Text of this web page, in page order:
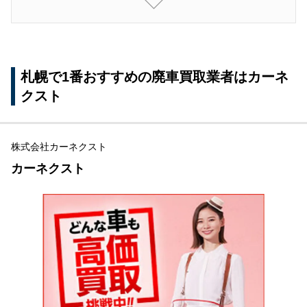
中央エリアでおすすめの地域密着型の廃車買取業
者（中央区など）
廃車買取相場を確認する
依頼する業者の口コミや評判を確認する
各種手数料を確認する
廃車手続きが月を跨ぐと還付金が減額になる
車の状態は正直に伝える
札幌の廃車買取に関するよくある質問
廃車買取は本人以外でもできる？
車を廃車にする時の費用は？
札幌の廃車買取相場は？
札幌で1番おすすめの廃車買取業者はカーネ
クスト
株式会社カーネクスト
カーネクスト